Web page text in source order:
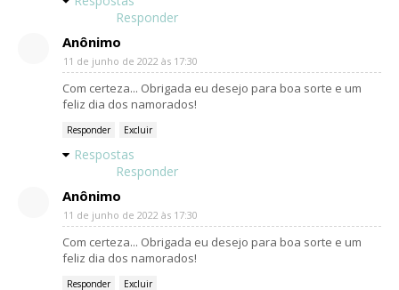
Responder
Anônimo
11 de junho de 2022 às 17:30
Com certeza... Obrigada eu desejo para boa sorte e um
feliz dia dos namorados!
Responder Excluir
Respostas
Responder
Anônimo
11 de junho de 2022 às 17:30
Com certeza... Obrigada eu desejo para boa sorte e um
feliz dia dos namorados!
Responder Excluir